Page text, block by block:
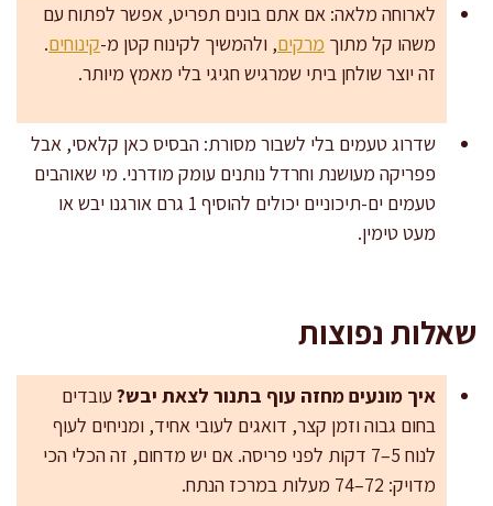
לארוחה מלאה: אם אתם בונים תפריט, אפשר לפתוח עם
משהו קל מתוך מרקים, ולהמשיך לקינוח קטן מ-קינוחים.
זה יוצר שולחן ביתי שמרגיש חגיגי בלי מאמץ מיותר.
שדרוג טעמים בלי לשבור מסורת: הבסיס כאן קלאסי, אבל
פפריקה מעושנת וחרדל נותנים עומק מודרני. מי שאוהבים
טעמים ים-תיכוניים יכולים להוסיף 1 גרם אורגנו יבש או
מעט טימין.
שאלות נפוצות
איך מונעים מחזה עוף בתנור לצאת יבש? עובדים
בחום גבוה וזמן קצר, דואגים לעובי אחיד, ומניחים לעוף
לנוח 5–7 דקות לפני פריסה. אם יש מדחום, זה הכלי הכי
מדויק: 72–74 מעלות במרכז הנתח.